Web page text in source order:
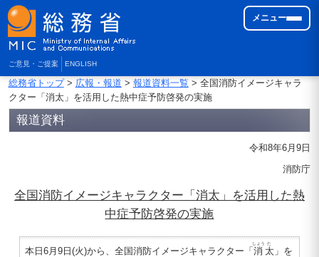
ご意見・ご提案 ENGLISH
メニュー
総務省トップ> 広報・報道 > 報道資料一覧> 全国消防イメージキャラ
クター「消太」を活用した熱中症予防啓発の実施
報道資料
令和8年6月9日
消防庁
全国消防イメージキャラクター「消太」を活用した熱
中症予防啓発の実施
本日6月9日(火)から、全国消防イメージキャラクター「 消
しょう
太
た
」を